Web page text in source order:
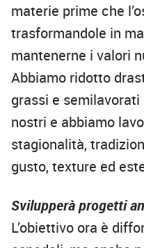
materie prime che
trasformandole in
mantenerne i valori
Abbiamo ridotto
grassi e
nostri e abbiamo
stagionalità,
gusto, texture ed
Svilupperà progetti
L’obiettivo ora è